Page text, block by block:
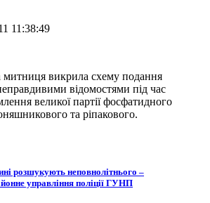
11:38:49
викрила схему подання
відомостями під час
великої партії фосфатидного
та ріпакового.
розшукують неповнолітнього –
управління поліції ГУНП